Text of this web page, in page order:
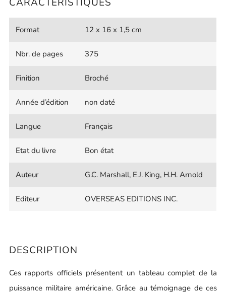
Format 12 x 16 x 1,5 cm
Nbr. de pages 375
Finition Broché
Année d’édition non daté
Langue Français
Etat du livre Bon état
Auteur G.C. Marshall, E.J. King, H.H. Arnold
Editeur OVERSEAS EDITIONS INC.
DESCRIPTION
Ces rapports officiels présentent un tableau complet de la
puissance militaire américaine. Grâce au témoignage de ces